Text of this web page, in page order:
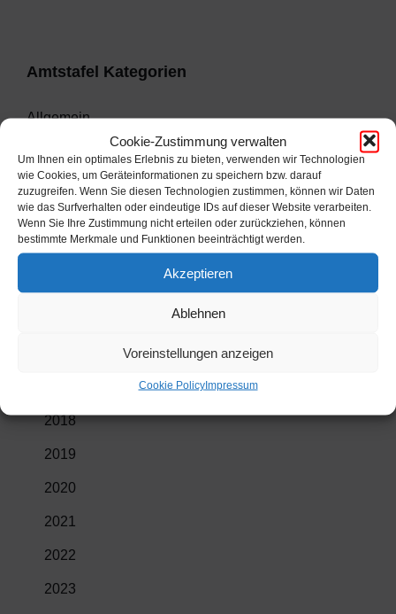
Cookie-Zustimmung verwalten
Um Ihnen ein optimales Erlebnis zu bieten, verwenden wir Technologien
wie Cookies, um Geräteinformationen zu speichern bzw. darauf
zuzugreifen. Wenn Sie diesen Technologien zustimmen, können wir Daten
wie das Surfverhalten oder eindeutige IDs auf dieser Website verarbeiten.
Wenn Sie Ihre Zustimmung nicht erteilen oder zurückziehen, können
bestimmte Merkmale und Funktionen beeinträchtigt werden.
Akzeptieren
Ablehnen
Voreinstellungen anzeigen
Cookie PolicyImpressum
Amtstafel Kategorien
Allgemein
Sitzungsprotokolle
2012
2013
2018
2019
2020
2021
2022
2023